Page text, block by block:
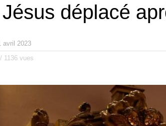
Jésus déplacé
avril 2023
/ 1136 vues